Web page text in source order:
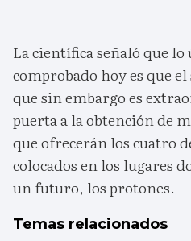
La científica señaló que lo
comprobado hoy es que el
que sin embargo es
puerta a la obtención de
que ofrecerán los cuatro
colocados en los lugares
un futuro, los protones.
Temas relacionados